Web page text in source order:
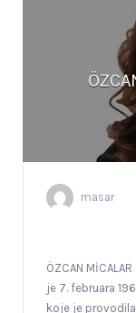
masar
ÖZCAN
je 7. februara
koje je provodila